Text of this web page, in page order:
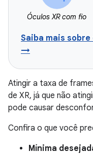
Óculos XR com fio
Saiba mais
→
Atingir a taxa de
de XR, já que não
pode causar
Confira o que você
Mínima